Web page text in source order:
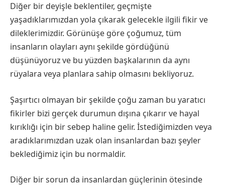
Diğer bir deyişle beklentiler, geçmişte
yaşadıklarımızdan yola çıkarak gelecekle ilgili fikir ve
dileklerimizdir. Görünüşe göre çoğumuz, tüm
insanların olayları aynı şekilde gördüğünü
düşünüyoruz ve bu yüzden başkalarının da aynı
rüyalara veya planlara sahip olmasını bekliyoruz.
Şaşırtıcı olmayan bir şekilde çoğu zaman bu yaratıcı
fikirler bizi gerçek durumun dışına çıkarır ve hayal
kırıklığı için bir sebep haline gelir. İstediğimizden veya
aradıklarımızdan uzak olan insanlardan bazı şeyler
beklediğimiz için bu normaldir.
Diğer bir sorun da insanlardan güçlerinin ötesinde